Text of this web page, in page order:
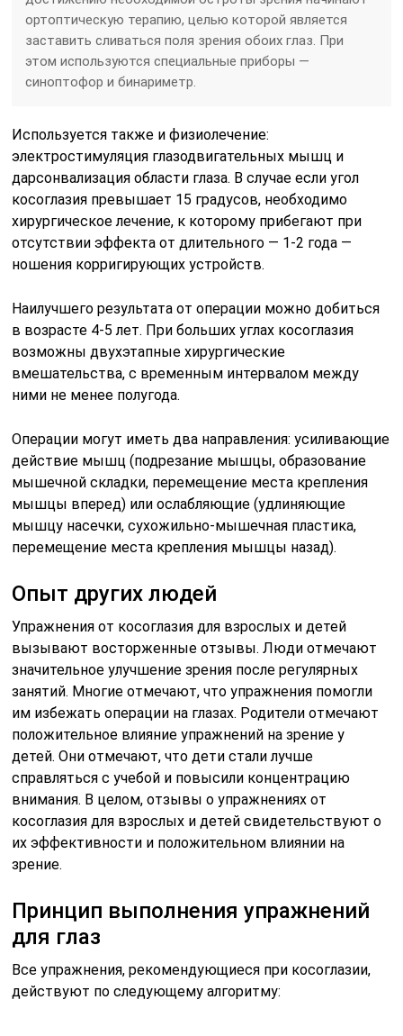
ортоптическую терапию, целью которой является
заставить сливаться поля зрения обоих глаз. При
этом используются специальные приборы —
синоптофор и бинариметр.
Используется также и физиолечение:
электростимуляция глазодвигательных мышц и
дарсонвализация области глаза. В случае если угол
косоглазия превышает 15 градусов, необходимо
хирургическое лечение, к которому прибегают при
отсутствии эффекта от длительного — 1-2 года —
ношения корригирующих устройств.
Наилучшего результата от операции можно добиться
в возрасте 4-5 лет. При больших углах косоглазия
возможны двухэтапные хирургические
вмешательства, с временным интервалом между
ними не менее полугода.
Операции могут иметь два направления: усиливающие
действие мышц (подрезание мышцы, образование
мышечной складки, перемещение места крепления
мышцы вперед) или ослабляющие (удлиняющие
мышцу насечки, сухожильно-мышечная пластика,
перемещение места крепления мышцы назад).
Опыт других людей
Упражнения от косоглазия для взрослых и детей
вызывают восторженные отзывы. Люди отмечают
значительное улучшение зрения после регулярных
занятий. Многие отмечают, что упражнения помогли
им избежать операции на глазах. Родители отмечают
положительное влияние упражнений на зрение у
детей. Они отмечают, что дети стали лучше
справляться с учебой и повысили концентрацию
внимания. В целом, отзывы о упражнениях от
косоглазия для взрослых и детей свидетельствуют о
их эффективности и положительном влиянии на
зрение.
Принцип выполнения упражнений
для глаз
Все упражнения, рекомендующиеся при косоглазии,
действуют по следующему алгоритму: